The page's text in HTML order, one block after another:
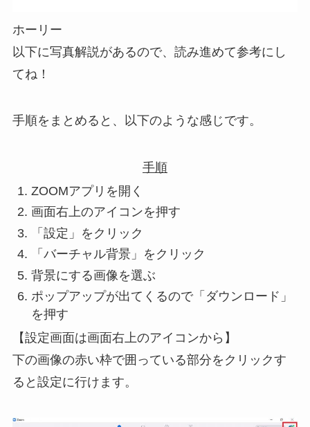
ホーリー
以下に写真解説があるので、読み進めて参考にし
てね！
手順をまとめると、以下のような感じです。
手順
ZOOMアプリを開く
画面右上のアイコンを押す
「設定」をクリック
「バーチャル背景」をクリック
背景にする画像を選ぶ
ポップアップが出てくるので「ダウンロード」
を押す
【設定画面は画面右上のアイコンから】
下の画像の赤い枠で囲っている部分をクリックす
ると設定に行けます。